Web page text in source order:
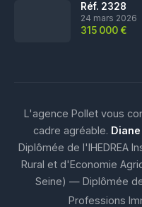
Réf. 2328
24 mars 2026
315 000 €
L'agence Pollet vous
cadre agréable. Diane
Diplômée de l'IHEDREA
Rural et d'Economie
Seine) — Diplômée
Professions